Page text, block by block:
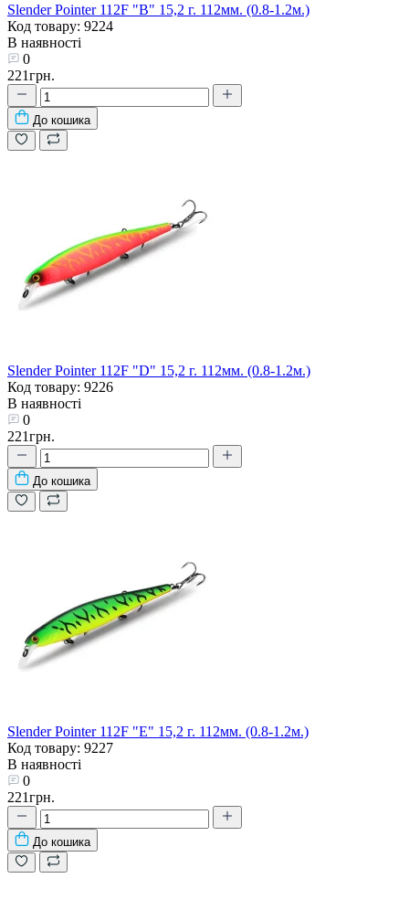
Slender Pointer 112F "B" 15,2 г. 112мм. (0.8-1.2м.)
Код товару: 9224
В наявності
0
221грн.
До кошика
Slender Pointer 112F "D" 15,2 г. 112мм. (0.8-1.2м.)
Код товару: 9226
В наявності
0
221грн.
До кошика
Slender Pointer 112F "E" 15,2 г. 112мм. (0.8-1.2м.)
Код товару: 9227
В наявності
0
221грн.
До кошика